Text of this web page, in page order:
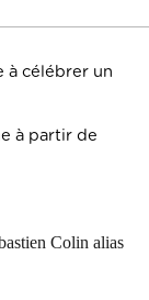
à célébrer un
à partir de
Colin alias